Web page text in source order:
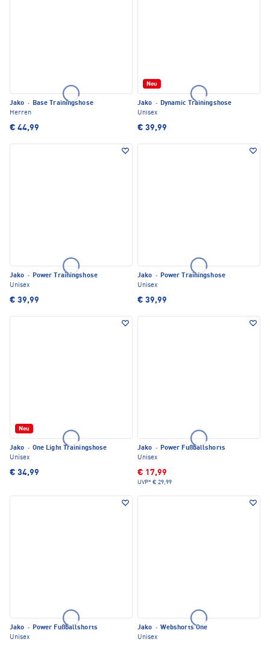
Jako · Base Trainingshose
Herren
€ 44,99
Neu
Jako · Dynamic Trainingshose
Unisex
€ 39,99
Jako · Power Trainingshose
Unisex
€ 39,99
Jako · Power Trainingshose
Unisex
€ 39,99
Neu
Jako · One Light Trainingshose
Unisex
€ 34,99
Jako · Power Fußballshorts
Unisex
€ 17,99
UVP* € 29,99
Jako · Power Fußballshorts
Unisex
Jako · Webshorts One
Unisex